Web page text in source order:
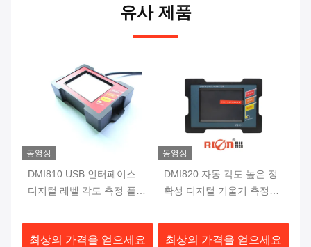
유사 제품
동영상
DMI810 USB 인터페이스
디지털 레벨 각도 측정 플럭
로트랙터
최상의 가격을 얻으세요
동영상
DMI820 자동 각도 높은 정
확성 디지털 기울기 측정기
최상의 가격을 얻으세요